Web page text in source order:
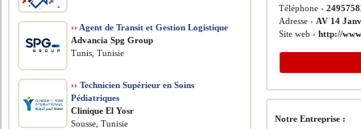
Téléphone ›
Adresse › AV 14
Site web ›http://
Notre Entreprise :
›› Agent de Transit et Gestion Logistique
Advancia Spg Group
Tunis, Tunisie
›› Technicien Supérieur en Soins
Pédiatriques
Clinique El Yosr
Sousse, Tunisie